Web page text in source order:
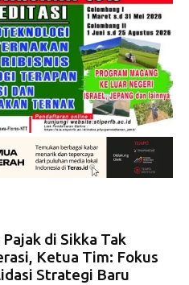
di Sikka Tak
Ketua Tim: Fokus
Strategi Baru